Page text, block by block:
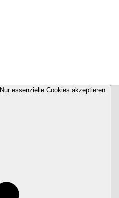
essenzielle Cookies akzeptieren.